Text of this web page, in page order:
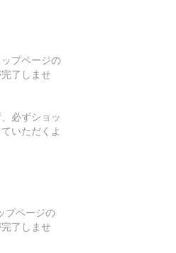
プページの
了しませ
必ずショッ
いただくよ
プページの
了しませ